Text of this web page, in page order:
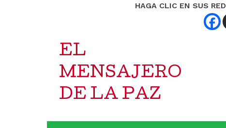
HAGA CLIC EN SUS
EL
MENSAJERO
DE LA PAZ